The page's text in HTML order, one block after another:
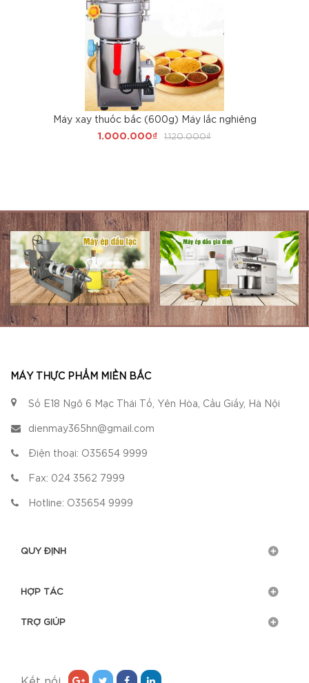
Máy xay thuốc bắc (600g) Máy lắc nghiêng
1.000.000₫
1.120.000₫
MÁY THỰC PHẨM MIỀN BẮC
Số E18 Ngõ 6 Mạc Thái Tổ, Yên Hòa, Cầu Giấy, Hà Nội
dienmay365hn@gmail.com
Điện thoại: O35654 9999
Fax: 024 3562 7999
Hotline: O35654 9999
QUY ĐỊNH
HỢP TÁC
TRỢ GIÚP